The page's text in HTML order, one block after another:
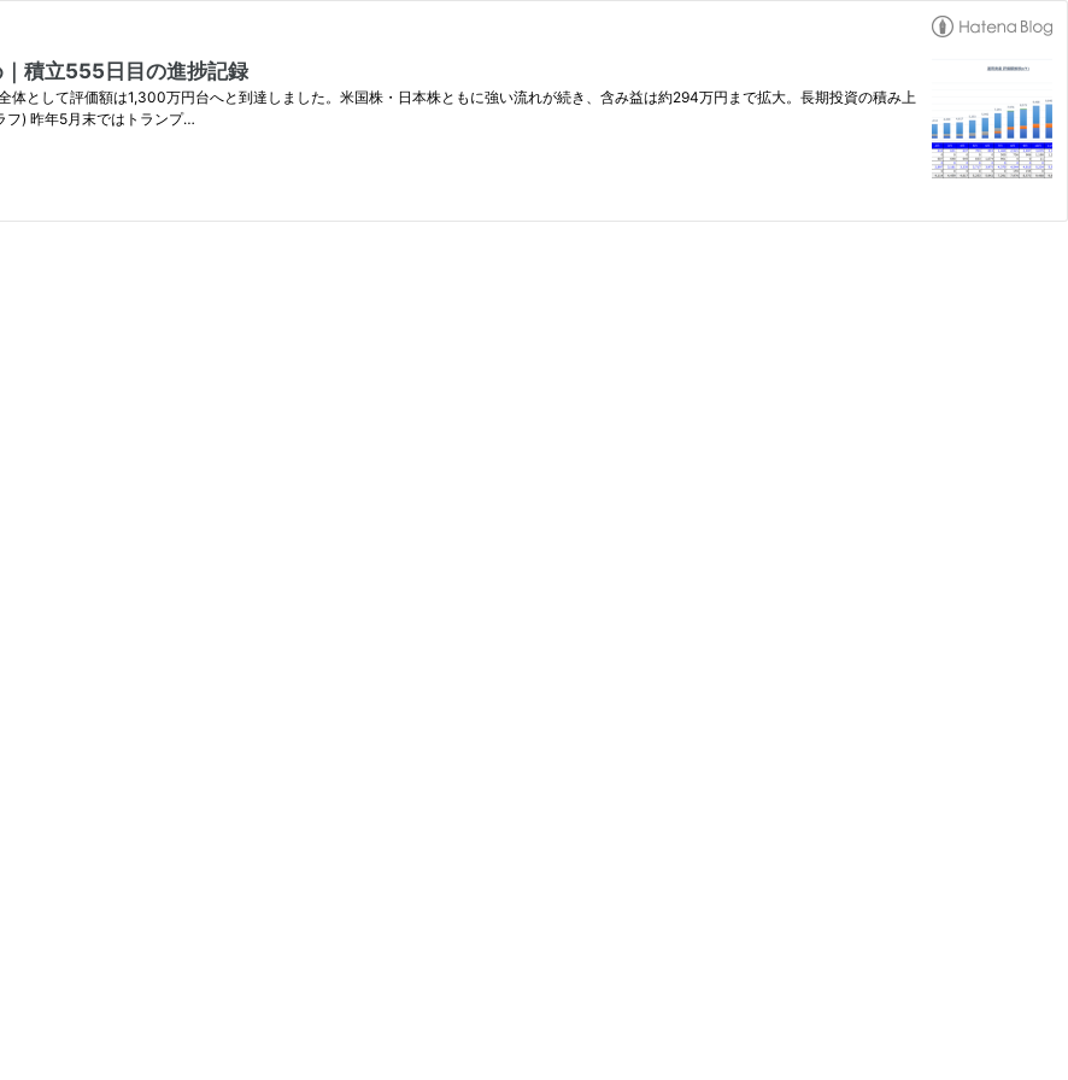
積立555日目の進捗記録
として評価額は1,300万円台へと到達しました。米国株・日本株ともに強い流れが続き、含み益は約294万円まで拡大。長期投資の積み上
フ) 昨年5月末ではトランプ…